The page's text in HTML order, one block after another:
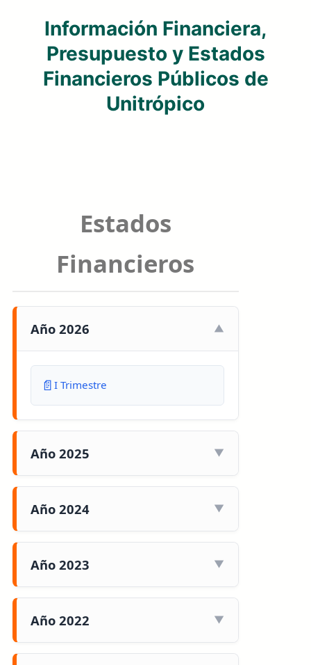
Información Financiera,
Presupuesto y Estados
Financieros Públicos de
Unitrópico
Estados
Financieros
Año 2026
I Trimestre
Año 2025
Año 2024
Año 2023
Año 2022